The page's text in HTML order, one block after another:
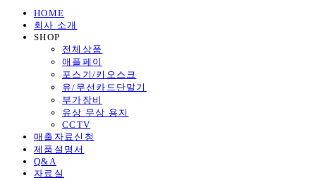
HOME
회사 소개
SHOP
전체상품
애플페이
포스기/키오스크
유/무선카드단말기
부가장비
유상 무상 용지
CCTV
매출자료신청
제품설명서
Q&A
자료실